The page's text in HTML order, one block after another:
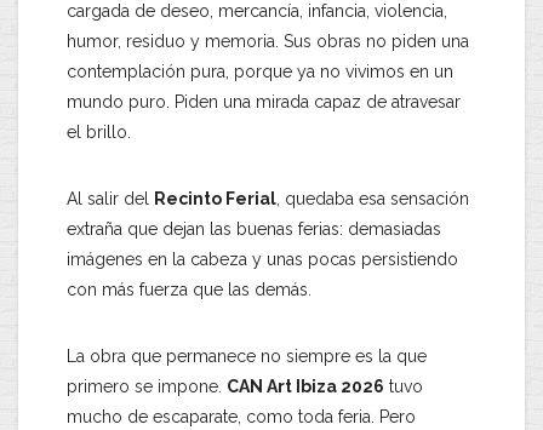
cargada de deseo, mercancía, infancia, violencia,
humor, residuo y memoria. Sus obras no piden una
contemplación pura, porque ya no vivimos en un
mundo puro. Piden una mirada capaz de atravesar
el brillo.
Al salir del Recinto Ferial , quedaba esa sensación
extraña que dejan las buenas ferias: demasiadas
imágenes en la cabeza y unas pocas persistiendo
con más fuerza que las demás.
La obra que permanece no siempre es la que
primero se impone. CAN Art Ibiza 2026 tuvo
mucho de escaparate, como toda feria. Pero